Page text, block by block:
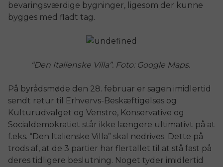
bevaringsværdige bygninger, ligesom der kunne
bygges med fladt tag.
“Den Italienske Villa”. Foto: Google Maps.
På byrådsmøde den 28. februar er sagen imidlertid
sendt retur til
Erhvervs-Beskæftigelses og
Kulturudvalget og Venstre, Konservative og
Socialdemokratiet står ikke længere ultimativt på at
f.eks. “Den Italienske Villa” skal nedrives. Dette på
trods af, at de 3 partier har flertallet til at stå fast på
deres tidligere beslutning. Noget tyder imidlertid